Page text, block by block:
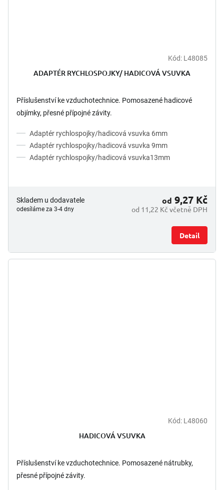
Kód: L48085
ADAPTÉR RYCHLOSPOJKY/ HADICOVÁ VSUVKA
Příslušenství ke vzduchotechnice. Pomosazené hadicové
objímky, přesné přípojné závity.
Adaptér rychlospojky/hadicová vsuvka 6mm
Adaptér rychlospojky/hadicová vsuvka 9mm
Adaptér rychlospojky/hadicová vsuvka13mm
Skladem u dodavatele
odesíláme za 3-4 dny od 11,22 Kč včetně DPH
od 9,27 Kč
Detail
Kód: L48060
HADICOVÁ VSUVKA
Příslušenství ke vzduchotechnice. Pomosazené nátrubky,
přesné přípojné závity.